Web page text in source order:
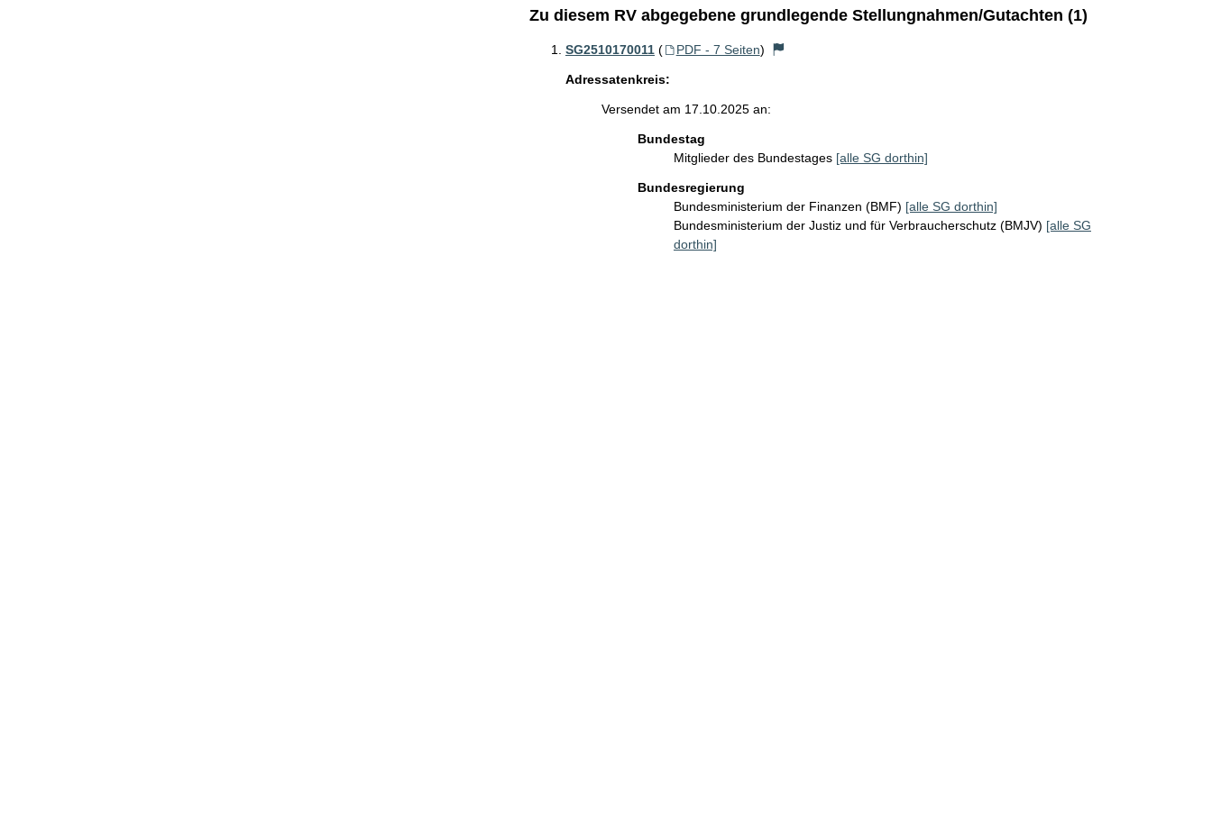
Zu diesem RV abgegebene grundlegende Stellungnahmen/Gutachten (1)
SG2510170011 ( PDF - 7 Seiten)
Adressatenkreis:
Versendet am 17.10.2025 an:
Bundestag
Mitglieder des Bundestages [alle SG dorthin]
Bundesregierung
Bundesministerium der Finanzen (BMF) [alle SG dorthin]
Bundesministerium der Justiz und für Verbraucherschutz (BMJV) [alle SG
dorthin]